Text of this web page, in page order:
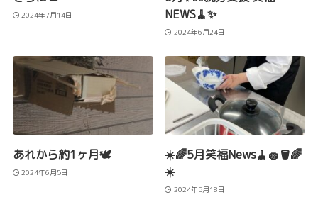
2024年7月14日
NEWS🧹✨
2024年6月24日
あれから約1ヶ月🕊️
2024年6月5日
☀️🌈5月笑福News🧹🧽🪣🌈
☀️
2024年5月18日